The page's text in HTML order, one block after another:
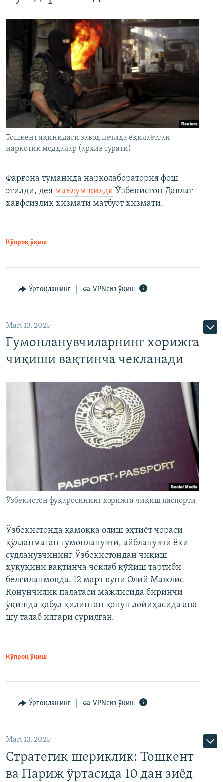
Тошкент яқинидаги завод печида ёқилаётган
наркотик моддалар (архив сурати)
Фарғона туманида нарколаборатория фош
этилди, дея маълум қилди Ўзбекистон Давлат
хавфсизлик хизмати матбуот хизмати.
Кўпроқ ўқиш
Ўртоқлашинг VPNсиз ўқиш
Mart 13, 2025
Гумонланувчиларнинг хорижга
чиқиши вақтинча чекланади
Ўзбекистон фуқаросининг хорижга чиқиш паспорти
Ўзбекистонда қамоққа олиш эҳтиёт чораси
қўлланмаган гумонланувчи, айбланувчи ёки
судланувчининг Ўзбекистондан чиқиш
ҳуқуқини вақтинча чеклаб қўйиш тартиби
белгиланмоқда. 12 март куни Олий Мажлис
Қонунчилик палатаси мажлисида биринчи
ўқишда қабул қилинган қонун лойиҳасида ана
шу талаб илгари сурилган.
Кўпроқ ўқиш
Ўртоқлашинг VPNсиз ўқиш
Mart 13, 2025
Стратегик шериклик: Тошкент
ва Париж ўртасида 10 дан зиёд